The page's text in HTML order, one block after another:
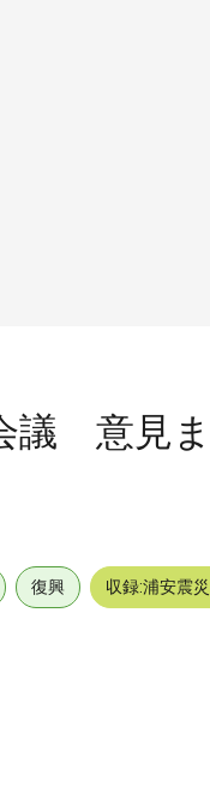
議 意見
復興 収録:浦安震災